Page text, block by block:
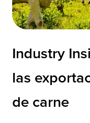
Industry
las
de carne